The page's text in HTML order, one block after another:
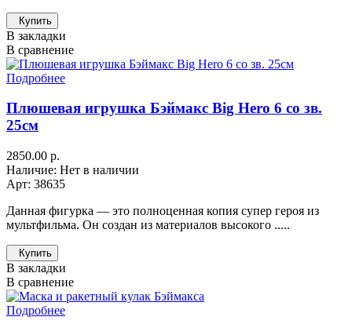
Купить
В закладки
В сравнение
Подробнее
Плюшевая игрушка Бэймакс Big Hero 6 со зв.
25см
2850.00 р.
Наличие: Нет в наличии
Арт: 38635
Данная фигурка — это полноценная копия супер героя из
мультфильма. Он создан из материалов высокого .....
Купить
В закладки
В сравнение
Подробнее